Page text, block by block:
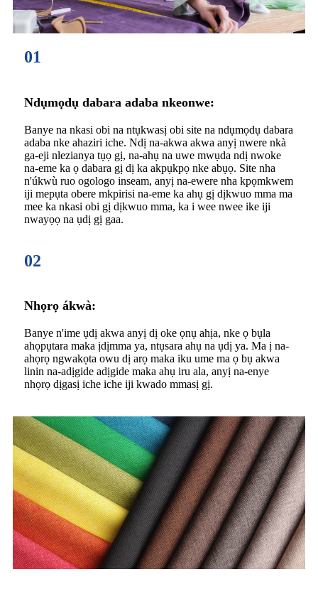
01
Ndụmọdụ dabara adaba nkeonwe:
Banye na nkasi obi na ntụkwasị obi site na ndụmọdụ dabara
adaba nke ahaziri iche. Ndị na-akwa akwa anyị nwere nkà
ga-eji nlezianya tụọ gị, na-ahụ na uwe mwụda ndị nwoke
na-eme ka ọ dabara gị dị ka akpụkpọ nke abụọ. Site nha
n'úkwù ruo ogologo inseam, anyị na-ewere nha kpọmkwem
iji mepụta obere mkpirisi na-eme ka ahụ gị dịkwuo mma ma
mee ka nkasi obi gị dịkwuo mma, ka i wee nwee ike iji
nwayọọ na ụdị gị gaa.
02
Nhọrọ ákwà:
Banye n'ime ụdị akwa anyị dị oke ọnụ ahịa, nke ọ bụla
ahọpụtara maka ịdịmma ya, ntụsara ahụ na ụdị ya. Ma ị na-
ahọrọ ngwakọta owu dị arọ maka iku ume ma ọ bụ akwa
linin na-adịgide adịgide maka ahụ iru ala, anyị na-enye
nhọrọ dịgasị iche iche iji kwado mmasị gị.